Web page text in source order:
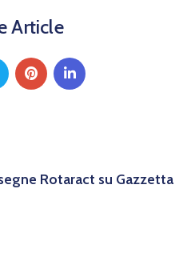
Article
Rotaract su Gazzetta